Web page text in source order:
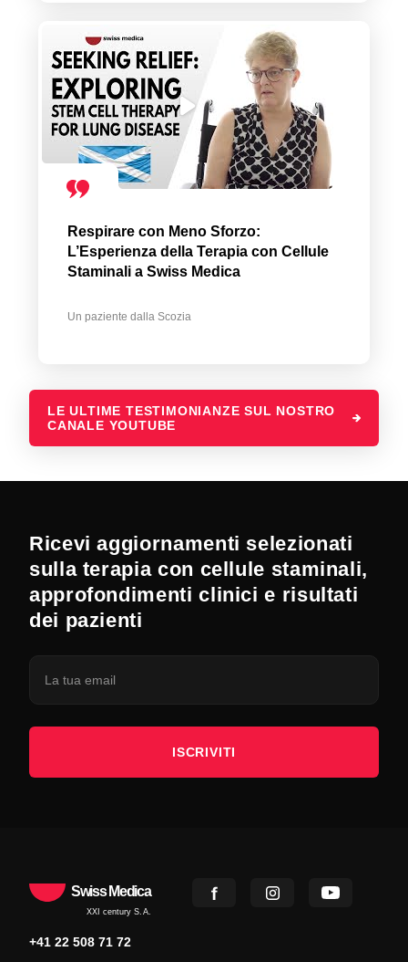
Respirare con Meno Sforzo:
L’Esperienza della Terapia con Cellule
Staminali a Swiss Medica
Un paziente dalla Scozia
LE ULTIME TESTIMONIANZE SUL NOSTRO
CANALE YOUTUBE
Ricevi aggiornamenti selezionati
sulla terapia con cellule staminali,
approfondimenti clinici e risultati
dei pazienti
ISCRIVITI
Swiss Medica
XXI century S.A.
+41 22 508 71 72